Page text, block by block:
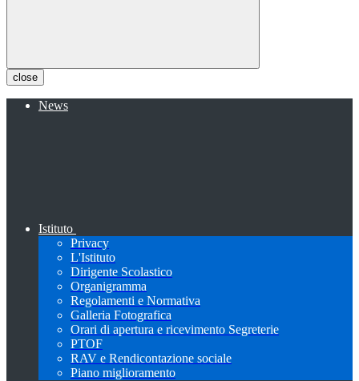
close
News
Istituto
Privacy
L'Istituto
Dirigente Scolastico
Organigramma
Regolamenti e Normativa
Galleria Fotografica
Orari di apertura e ricevimento Segreterie
PTOF
RAV e Rendicontazione sociale
Piano miglioramento